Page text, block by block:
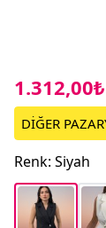
1.312,00₺
DİĞER
Renk: Siyah